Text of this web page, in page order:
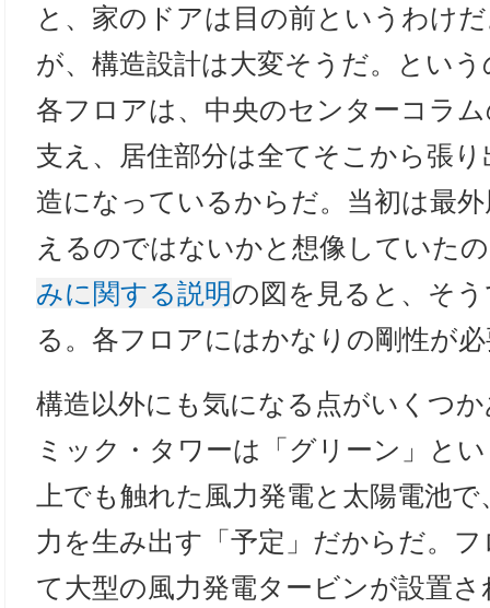
と、家のドアは目の前というわけ
が、構造設計は大変そうだ。とい
各フロアは、中央のセンターコラ
支え、居住部分は全てそこから張
造になっているからだ。当初は最
えるのではないかと想像していた
みに関する説明の図を見ると、そ
る。各フロアにはかなりの剛性が
構造以外にも気になる点がいくつ
ミック・タワーは「グリーン」と
上でも触れた風力発電と太陽電池
力を生み出す「予定」だからだ。
て大型の風力発電タービンが設置